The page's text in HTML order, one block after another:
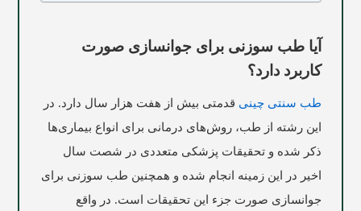
آیا طب سوزنی برای جوانسازی صورت
کاربرد دارد؟
طب سنتی چینی قدمتی بیش از هفت هزار سال دارد. در
این رشته از طب، روش‌های درمانی برای انواع بیماری‌ها
ذکر شده و تحقیقات پزشکی متعددی در شصت سال
اخیر در این زمینه انجام شده و همچنین طب سوزنی برای
جوانسازی صورت جزء این تحقیقات است. در واقع